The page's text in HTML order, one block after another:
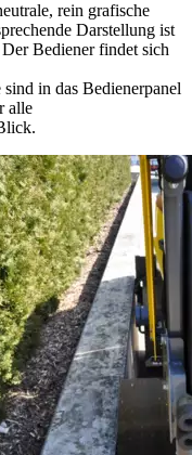
rein grafische
Darstellung ist
Bediener findet sich
in das Bedienerpanel
alle